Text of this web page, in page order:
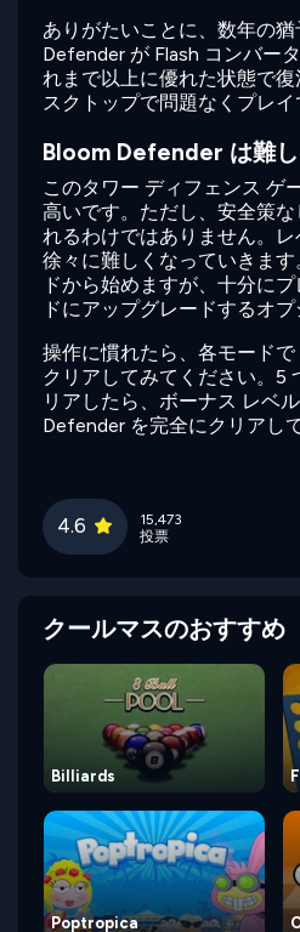
ありがたいことに、数年の
Defender が Flash コンバー
れまで以上に優れた状態で
スクトップで問題なくプレイ
Bloom Defender は難
このタワー ディフェンス ゲ
高いです。ただし、安全策
れるわけではありません。レ
徐々に難しくなっていきま
ドから始めますが、十分に
ドにアップグレードするオプ
操作に慣れたら、各モード
クリアしてみてください。5
リアしたら、ボーナス レベ
Defender を完全にクリアし
4.6
15,473
投票
クールマスのおすすめ
Billiards
Poptropica